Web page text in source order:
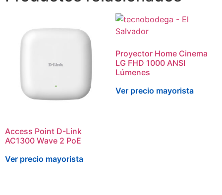
Access Point D-Link
AC1300 Wave 2 PoE
Ver precio mayorista
Proyector Home Cinema
LG FHD 1000 ANSI
Lúmenes
Ver precio mayorista